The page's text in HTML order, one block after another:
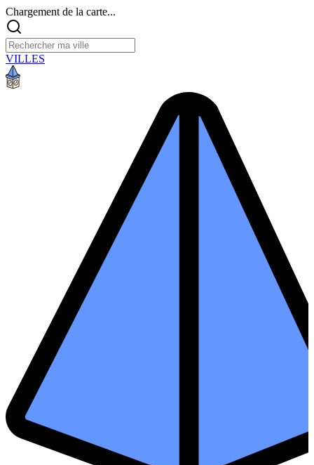
Chargement de la carte...
VILLES